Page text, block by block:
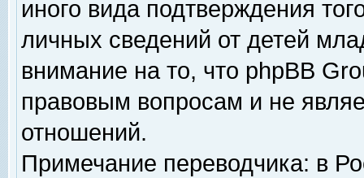
иного вида подтверждения
личных сведений от детей
внимание на то, что phpBB
правовым вопросам и не
отношений.
Примечание переводчика: в